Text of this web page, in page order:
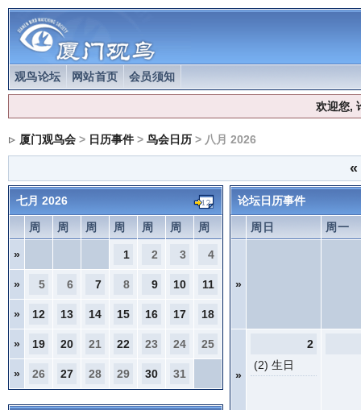
观鸟论坛 网站首页 会员须知
欢迎您,
厦门观鸟会> 日历事件> 鸟会日历> 八月 2026
«
七月 2026
周 周 周 周 周 周 周
» 1 2 3 4
» 5 6 7 8 9 10 11
» 12 13 14 15 16 17 18
» 19 20 21 22 23 24 25
» 26 27 28 29 30 31
论坛日历事件
周日 周一
»
»
2
(2) 生日